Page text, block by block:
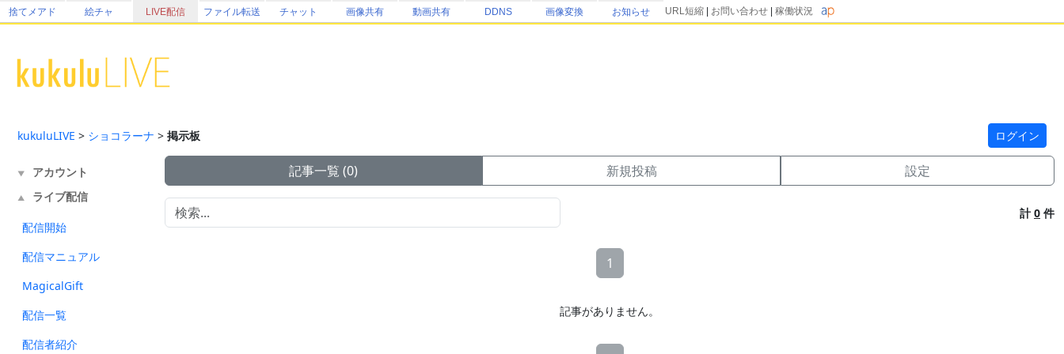
捨てメアド 絵チャ LIVE配信 ファイル転送 チャット 画像共有 動画共有 DDNS 画像変換 お知らせ URL短縮 お問い合わせ 稼働状況
kukuluLIVE > ショコラーナ > 掲示板 ログイン
▼ アカウント
▲ ライブ配信
配信開始
配信マニュアル
MagicalGift
配信一覧
配信者紹介
記事一覧 (0) 新規投稿 設定
計0 件
1
記事がありません。